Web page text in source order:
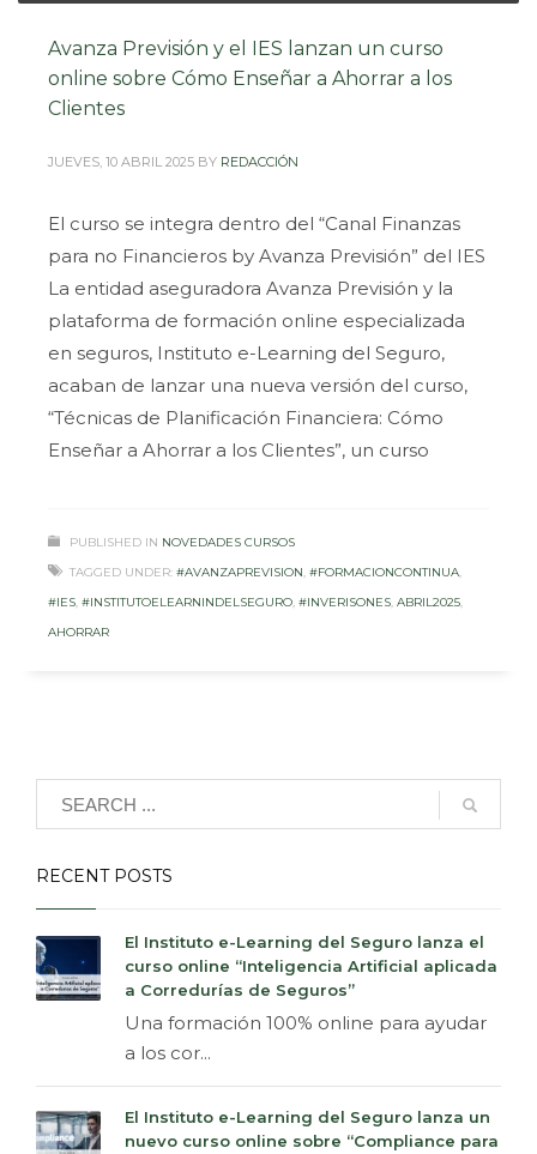
Avanza Previsión y el IES lanzan un curso
online sobre Cómo Enseñar a Ahorrar a los
Clientes
JUEVES, 10 ABRIL 2025 BY REDACCIÓN
El curso se integra dentro del “Canal Finanzas
para no Financieros by Avanza Previsión” del IES
La entidad aseguradora Avanza Previsión y la
plataforma de formación online especializada
en seguros, Instituto e-Learning del Seguro,
acaban de lanzar una nueva versión del curso,
“Técnicas de Planificación Financiera: Cómo
Enseñar a Ahorrar a los Clientes”, un curso
PUBLISHED IN NOVEDADES CURSOS
TAGGED UNDER: #AVANZAPREVISION, #FORMACIONCONTINUA,
#IES, #INSTITUTOELEARNINDELSEGURO, #INVERISONES, ABRIL2025,
AHORRAR
RECENT POSTS
El Instituto e-Learning del Seguro lanza el
curso online “Inteligencia Artificial aplicada
a Corredurías de Seguros”
Una formación 100% online para ayudar
a los cor...
El Instituto e-Learning del Seguro lanza un
nuevo curso online sobre “Compliance para